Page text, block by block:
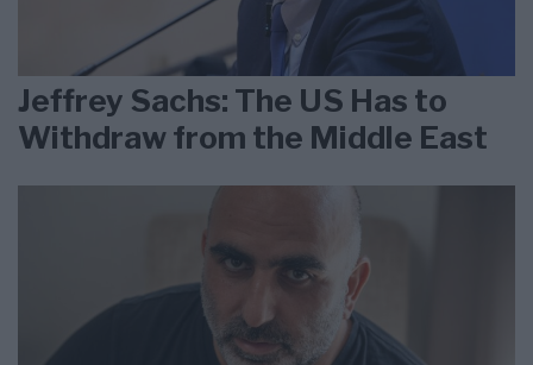
Jeffrey Sachs: The US Has to
Withdraw from the Middle East